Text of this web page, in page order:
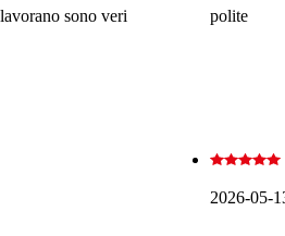
sono veri
polite
2026-05-